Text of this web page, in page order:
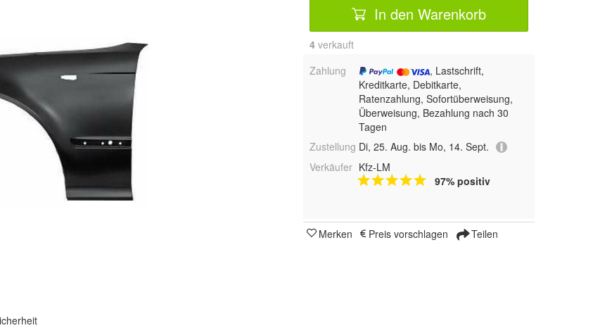
In den Warenkorb
4 verkauft
Zahlung
, Lastschrift,
Kreditkarte, Debitkarte,
Ratenzahlung, Sofortüberweisung,
Überweisung, Bezahlung nach 30
Tagen
Zustellung Di, 25. Aug. bis Mo, 14. Sept.
Verkäufer Kfz-LM
97% positiv
Merken Preis vorschlagen Teilen